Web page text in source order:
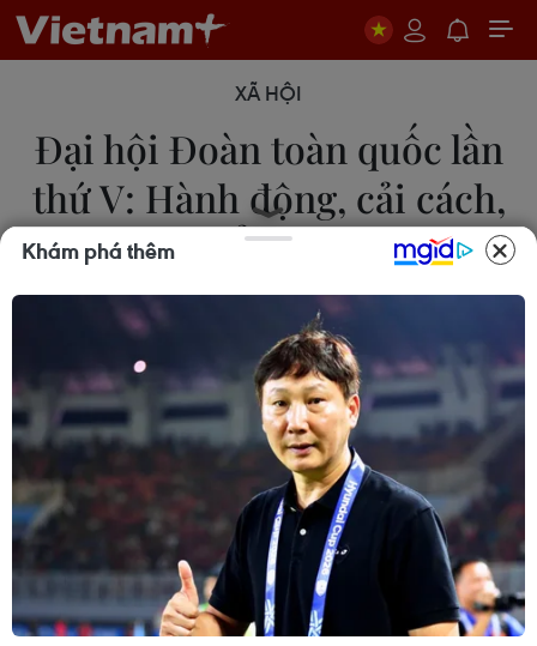
XÃ HỘI
Đại hội Đoàn toàn quốc lần
thứ V: Hành động, cải cách,
đổi mới
13/12/2022 08:00
Đại hội Đoàn Thanh niên Cộng sản Hồ Chí Minh
lần thứ V là sự kiện chính trị đặc biệt quan trọng
của thế hệ trẻ trong công cuộc đổi mới, là kỳ Đại
hội của hành động vì tương lai, hạnh phúc nhân
dân.
Khám phá thêm